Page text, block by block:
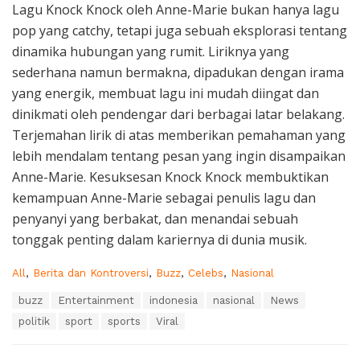
Lagu Knock Knock oleh Anne-Marie bukan hanya lagu
pop yang catchy, tetapi juga sebuah eksplorasi tentang
dinamika hubungan yang rumit. Liriknya yang
sederhana namun bermakna, dipadukan dengan irama
yang energik, membuat lagu ini mudah diingat dan
dinikmati oleh pendengar dari berbagai latar belakang.
Terjemahan lirik di atas memberikan pemahaman yang
lebih mendalam tentang pesan yang ingin disampaikan
Anne-Marie. Kesuksesan Knock Knock membuktikan
kemampuan Anne-Marie sebagai penulis lagu dan
penyanyi yang berbakat, dan menandai sebuah
tonggak penting dalam kariernya di dunia musik.
C
All, Berita dan Kontroversi, Buzz, Celebs, Nasional
buzz Entertainment indonesia nasional
News
politik
sport sports Viral